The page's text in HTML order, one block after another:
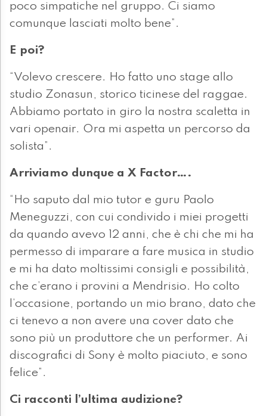
poco simpatiche nel gruppo. Ci siamo
comunque lasciati molto bene”.
E poi?
“Volevo crescere. Ho fatto uno stage allo
studio Zonasun, storico ticinese del raggae.
Abbiamo portato in giro la nostra scaletta in
vari openair. Ora mi aspetta un percorso da
solista”.
Arriviamo dunque a X Factor….
“Ho saputo dal mio tutor e guru Paolo
Meneguzzi, con cui condivido i miei progetti
da quando avevo 12 anni, che è chi che mi ha
permesso di imparare a fare musica in studio
e mi ha dato moltissimi consigli e possibilità,
che c’erano i provini a Mendrisio. Ho colto
l’occasione, portando un mio brano, dato che
ci tenevo a non avere una cover dato che
sono più un produttore che un performer. Ai
discografici di Sony è molto piaciuto, e sono
felice”.
Ci racconti l’ultima audizione?